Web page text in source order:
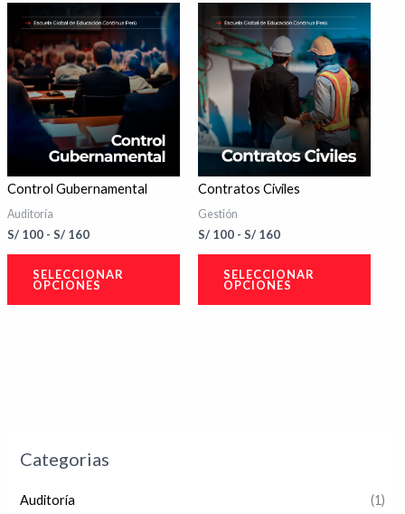
Categorias
Auditoría (1)
Control Gubernamental
Auditoría
S/100 - S/160
de
precios:
desde
S/ 100
S/ 160
SELECCIONAR
OPCIONES
producto
tiene
múltiples
variantes.
Las
opciones
pueden
elegir
en
página
Contratos Civiles
Gestión
S/ 100 - S/ 160
de
precios:
desde
S/ 100
hasta
S/ 160
SELECCIONAR
OPCIONES
en